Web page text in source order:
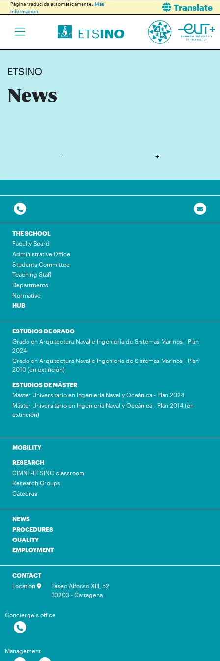
Página traducida automáticamente. Más
información
Translate
ETSINO
News
- +
THE SCHOOL
Faculty Board
Administrative Office
Students Committee
Teaching Staff
Departments
Normative
HUB
ESTUDIOS DE GRADO
Grado en Arquitectura Naval e Ingeniería de Sistemas Marinos - Plan
2024
Grado en Arquitectura Naval e Ingeniería de Sistemas Marinos - Plan
2010 (en extinción)
ESTUDIOS DE MÁSTER
Máster Universitario en Ingeniería Naval y Oceánica - Plan 2024
Máster Universitario en Ingeniería Naval y Oceánica - Plan 2014 (en
extinción)
MOBILITY
RESEARCH
CIMNE-ETSINO classroom
Research Groups
Cátedras
NEWS
PROCEDURES
QUALITY
EMPLOYMENT
CONTACT
Location
Paseo Alfonso XIII, 52
30203 - Cartagena
Concierge's office
Management